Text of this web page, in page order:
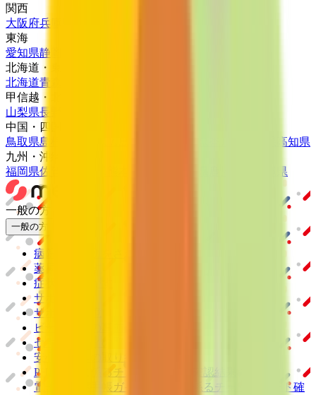
関西
大阪府兵庫県
東海
愛知県静岡県
北海道・東北
北海道青森県
甲信越・北陸
山梨県長野県
中国・四国
鳥取県島根県
高知県
九州・沖縄
福岡県佐賀県 沖縄県
一般の方
一般の方
病院・診療所をさがす
薬局をさがす
症状からさがす
サポート
サポート環境
ビデオ通話の事前テスト
セキュリティの取り組み
安心安全への取り組み
PHR指針に係るチェックシート確認結果の公表
電子版お薬手帳ガイドラインに係るチェックシート確